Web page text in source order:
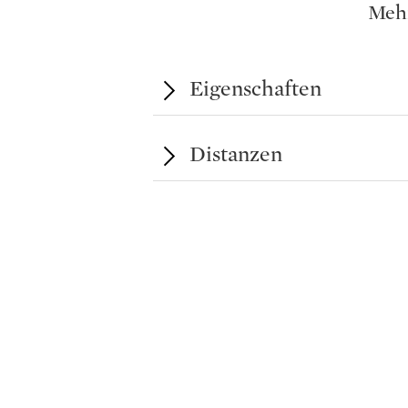
bietet mit einem gemütlichen
Ein hübscher Innenhof/Garten lädt
Freien ein. Abgerundet wird das
Wein zu produzieren.
Eigenschaften
Distanzen